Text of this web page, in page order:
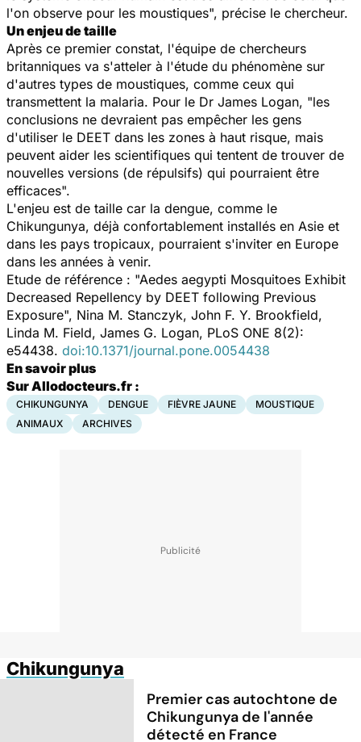
l'on observe pour les moustiques", précise le chercheur.
Un enjeu de taille
Après ce premier constat, l'équipe de chercheurs
britanniques va s'atteler à l'étude du phénomène sur
d'autres types de moustiques, comme ceux qui
transmettent la malaria. Pour le Dr James Logan, "les
conclusions ne devraient pas empêcher les gens
d'utiliser le DEET dans les zones à haut risque, mais
peuvent aider les scientifiques qui tentent de trouver de
nouvelles versions (de répulsifs) qui pourraient être
efficaces".
L'enjeu est de taille car la dengue, comme le
Chikungunya, déjà confortablement installés en Asie et
dans les pays tropicaux, pourraient s'inviter en Europe
dans les années à venir.
Etude de référence : "Aedes aegypti Mosquitoes Exhibit
Decreased Repellency by DEET following Previous
Exposure", Nina M. Stanczyk, John F. Y. Brookfield,
Linda M. Field, James G. Logan, PLoS ONE 8(2):
e54438. doi:10.1371/journal.pone.0054438
En savoir plus
Sur Allodocteurs.fr :
CHIKUNGUNYA DENGUE FIÈVRE JAUNE
MOUSTIQUE
ANIMAUX
ARCHIVES
Chikungunya
Premier cas autochtone de
Chikungunya de l'année
détecté en France